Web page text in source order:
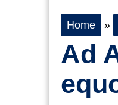
Home »
Ad